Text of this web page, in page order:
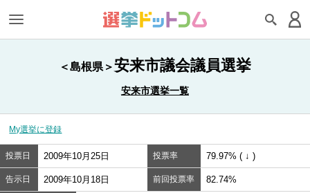
＜島根県＞安来市議会議員選挙
安来市選挙一覧
My選挙に登録
投票日 2009年10月25日 投票率 79.97% ( ↓ )
告示日 2009年10月18日 前回投票率 82.74%